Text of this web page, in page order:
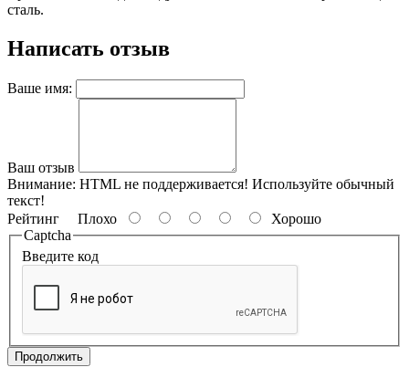
сталь.
Написать отзыв
Ваше имя:
Ваш отзыв
Внимание: HTML не поддерживается! Используйте обычный
текст!
Рейтинг Плохо
Хорошо
Captcha
Введите код
Продолжить